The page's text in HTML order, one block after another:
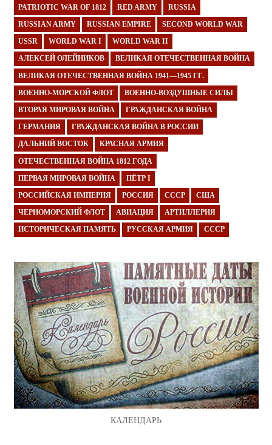
PATRIOTIC WAR OF 1812 RED ARMY RUSSIA
RUSSIAN ARMY RUSSIAN EMPIRE SECOND WORLD WAR
USSR WORLD WAR I WORLD WAR II
АЛЕКСЕЙ ОЛЕЙНИКОВ ВЕЛИКАЯ ОТЕЧЕСТВЕННАЯ ВОЙНА
ВЕЛИКАЯ ОТЕЧЕСТВЕННАЯ ВОЙНА 1941—1945 ГГ.
ВОЕННО-МОРСКОЙ ФЛОТ ВОЕННО-ВОЗДУШНЫЕ СИЛЫ
ВТОРАЯ МИРОВАЯ ВОЙНА ГРАЖДАНСКАЯ ВОЙНА
ГЕРМАНИЯ ГРАЖДАНСКАЯ ВОЙНА В РОССИИ
ДАЛЬНИЙ ВОСТОК КРАСНАЯ АРМИЯ
ОТЕЧЕСТВЕННАЯ ВОЙНА 1812 ГОДА
ПЕРВАЯ МИРОВАЯ ВОЙНА ПЁТР I
РОССИЙСКАЯ ИМПЕРИЯ РОССИЯ СССР США
ЧЕРНОМОРСКИЙ ФЛОТ АВИАЦИЯ АРТИЛЛЕРИЯ
ИСТОРИЧЕСКАЯ ПАМЯТЬ РУССКАЯ АРМИЯ СССР
КАЛЕНДАРЬ